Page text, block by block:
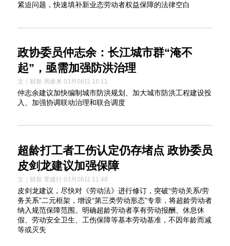
紧迫问题，快速填补新业态劳动者权益保障的法律空白
政协委员仲志余：长江城市群“淹不
起”，亟需加强防洪治理
文｜财新 周泰来 03月06日 16:11
仲志余建议加快编制城市防洪规划、加大城市防洪工程建设投
入、加强协调联动治理和联合调度
超龄打工者工伤认定仍存堵点 政协委员
皮剑龙建议加强保障
文｜财新 覃建行 03月06日 11:48
皮剑龙建议，尽快对《劳动法》进行修订，突破“劳动关系/劳
务关系”二元框架，增设“第三类劳动形态”专章，将超龄劳动者
纳入规范保障范围。明确超龄劳动者享有劳动报酬、休息休
假、劳动安全卫生、工伤保障等基本劳动基准，不因年龄而减
等或灭失